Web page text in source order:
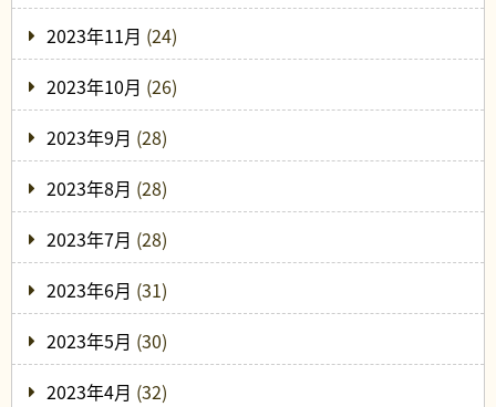
2023年11月 (24)
2023年10月 (26)
2023年9月 (28)
2023年8月 (28)
2023年7月 (28)
2023年6月 (31)
2023年5月 (30)
2023年4月 (32)